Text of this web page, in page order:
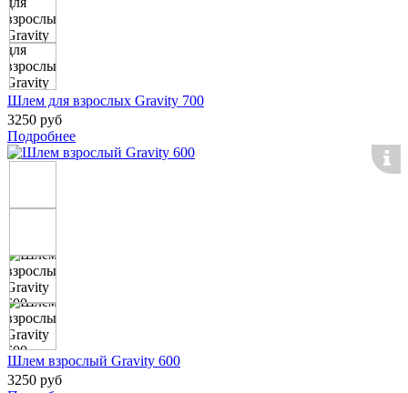
Шлем для взрослых Gravity 700
3250 руб
Подробнее
Шлем взрослый Gravity 600
3250 руб